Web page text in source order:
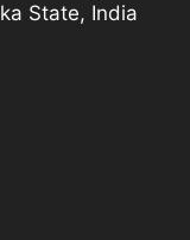
State, India